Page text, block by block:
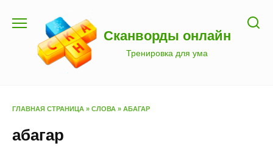
содержанию
Сканворды онлайн
Тренировка для ума
ГЛАВНАЯ СТРАНИЦА » СЛОВА » АБАГАР
абагар